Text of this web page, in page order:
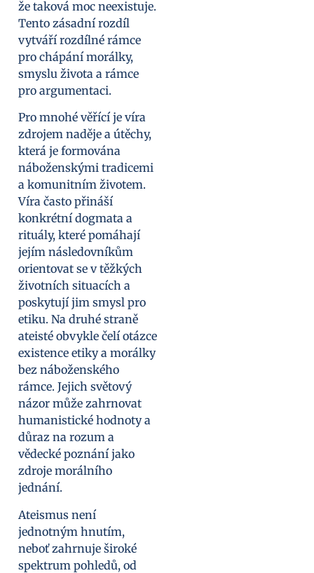
že taková moc neexistuje.
Tento zásadní rozdíl
vytváří rozdílné rámce
pro chápání morálky,
smyslu života a rámce
pro argumentaci.
Pro mnohé věřící je víra
zdrojem naděje a útěchy,
která je formována
náboženskými tradicemi
a komunitním životem.
Víra často přináší
konkrétní dogmata a
rituály, které pomáhají
jejím následovníkům
orientovat se v těžkých
životních situacích a
poskytují jim smysl pro
etiku. Na druhé straně
ateisté obvykle čelí otázce
existence etiky a morálky
bez náboženského
rámce. Jejich světový
názor může zahrnovat
humanistické hodnoty a
důraz na rozum a
vědecké poznání jako
zdroje morálního
jednání.
Ateismus není
jednotným hnutím,
neboť zahrnuje široké
spektrum pohledů, od